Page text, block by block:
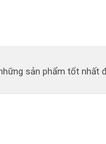
sản phẩm tốt nhất